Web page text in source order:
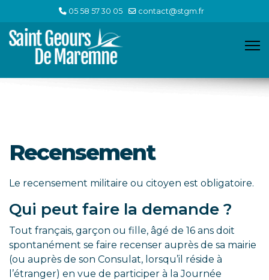
05 58 57 30 05 contact@stgm.fr
Recensement
Le recensement militaire ou citoyen est obligatoire.
Qui peut faire la demande ?
Tout français, garçon ou fille, âgé de 16 ans doit
spontanément se faire recenser auprès de sa mairie
(ou auprès de son Consulat, lorsqu’il réside à
l’étranger) en vue de participer à la Journée